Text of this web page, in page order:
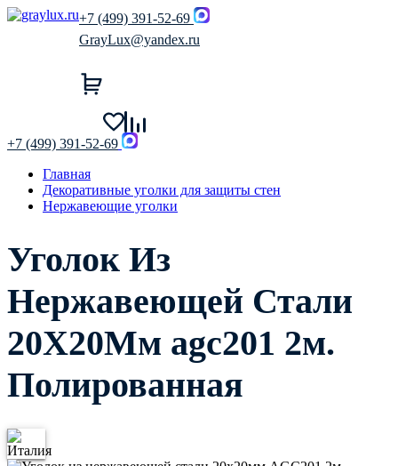
+7 (499) 391-52-69
GrayLux@yandex.ru
+7 (499) 391-52-69
Главная
Декоративные уголки для защиты стен
Нержавеющие уголки
Уголок Из
Нержавеющей Стали
20Х20Мм agc201 2м.
Полированная